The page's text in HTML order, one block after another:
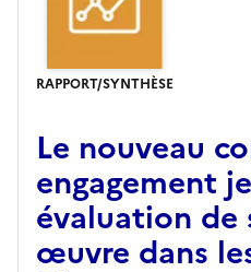
RAPPORT/SYNTHÈSE
Le nouveau
engagement
évaluation de
œuvre dans